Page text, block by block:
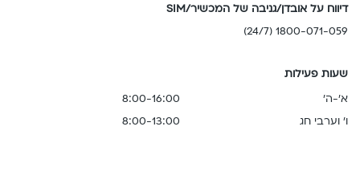
דיווח על אובדן/גניבה של המכשיר/SIM
1800-071-059 (24/7)
שעות פעילות
א'-ה'
8:00-16:00
ו' וערבי חג
8:00-13:00